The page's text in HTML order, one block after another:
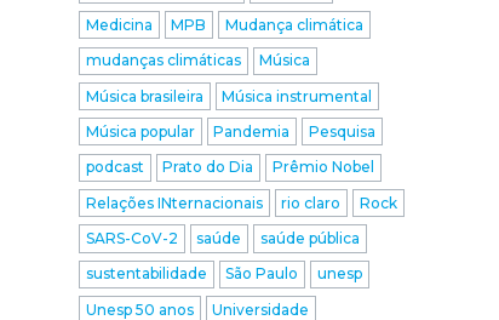
Medicina
MPB
Mudança climática
mudanças climáticas
Música
Música brasileira
Música instrumental
Música popular
Pandemia
Pesquisa
podcast
Prato do Dia
Prêmio Nobel
Relações INternacionais
rio claro
Rock
SARS-CoV-2
saúde
saúde pública
sustentabilidade
São Paulo
unesp
Unesp 50 anos
Universidade